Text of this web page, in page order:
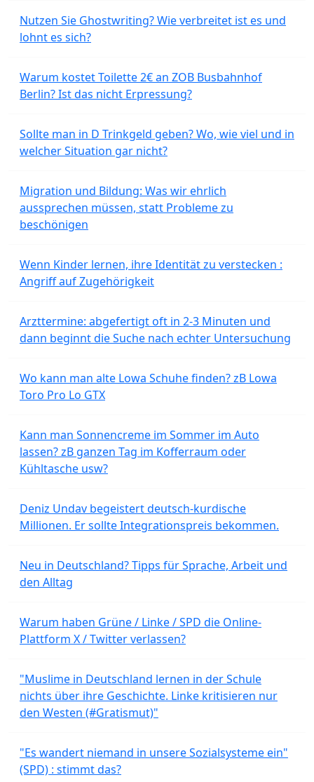
Nutzen Sie Ghostwriting? Wie verbreitet ist es und
lohnt es sich?
Warum kostet Toilette 2€ an ZOB Busbahnhof
Berlin? Ist das nicht Erpressung?
Sollte man in D Trinkgeld geben? Wo, wie viel und in
welcher Situation gar nicht?
Migration und Bildung: Was wir ehrlich
aussprechen müssen, statt Probleme zu
beschönigen
Wenn Kinder lernen, ihre Identität zu verstecken :
Angriff auf Zugehörigkeit
Arzttermine: abgefertigt oft in 2-3 Minuten und
dann beginnt die Suche nach echter Untersuchung
Wo kann man alte Lowa Schuhe finden? zB Lowa
Toro Pro Lo GTX
Kann man Sonnencreme im Sommer im Auto
lassen? zB ganzen Tag im Kofferraum oder
Kühltasche usw?
Deniz Undav begeistert deutsch-kurdische
Millionen. Er sollte Integrationspreis bekommen.
Neu in Deutschland? Tipps für Sprache, Arbeit und
den Alltag
Warum haben Grüne / Linke / SPD die Online-
Plattform X / Twitter verlassen?
"Muslime in Deutschland lernen in der Schule
nichts über ihre Geschichte. Linke kritisieren nur
den Westen (#Gratismut)"
"Es wandert niemand in unsere Sozialsysteme ein"
(SPD) : stimmt das?